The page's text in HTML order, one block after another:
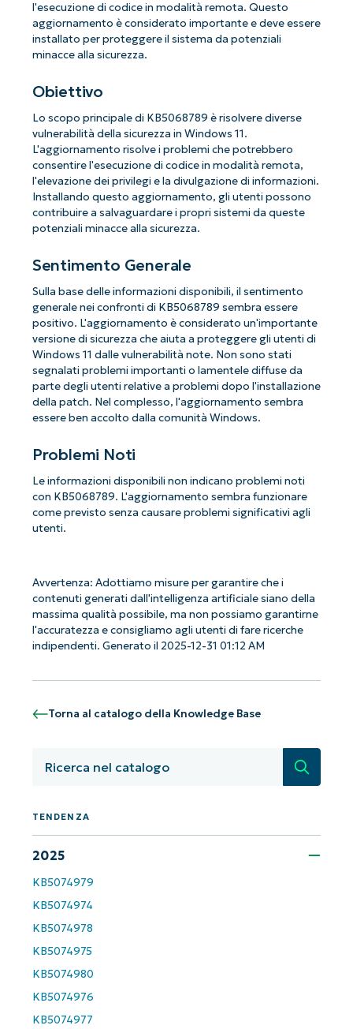
l'esecuzione di codice in modalità remota. Questo
aggiornamento è considerato importante e deve essere
installato per proteggere il sistema da potenziali
minacce alla sicurezza.
Obiettivo
Lo scopo principale di KB5068789 è risolvere diverse
vulnerabilità della sicurezza in Windows 11.
L'aggiornamento risolve i problemi che potrebbero
consentire l'esecuzione di codice in modalità remota,
l'elevazione dei privilegi e la divulgazione di informazioni.
Installando questo aggiornamento, gli utenti possono
contribuire a salvaguardare i propri sistemi da queste
potenziali minacce alla sicurezza.
Sentimento Generale
Sulla base delle informazioni disponibili, il sentimento
generale nei confronti di KB5068789 sembra essere
positivo. L'aggiornamento è considerato un'importante
versione di sicurezza che aiuta a proteggere gli utenti di
Windows 11 dalle vulnerabilità note. Non sono stati
segnalati problemi importanti o lamentele diffuse da
parte degli utenti relative a problemi dopo l'installazione
della patch. Nel complesso, l'aggiornamento sembra
essere ben accolto dalla comunità Windows.
Problemi Noti
Le informazioni disponibili non indicano problemi noti
con KB5068789. L'aggiornamento sembra funzionare
come previsto senza causare problemi significativi agli
utenti.
Avvertenza: Adottiamo misure per garantire che i
contenuti generati dall'intelligenza artificiale siano della
massima qualità possibile, ma non possiamo garantirne
l'accuratezza e consigliamo agli utenti di fare ricerche
indipendenti. Generato il 2025-12-31 01:12 AM
Torna al catalogo della Knowledge Base
Ricerca
TENDENZA
2025
KB5074979
KB5074974
KB5074978
KB5074975
KB5074980
KB5074976
KB5074977
Iniziate con le analisi KB guidate
Non è richiesta alcuna carta di credito e si ha
accesso completo a tutte le funzionalità.
First
email*